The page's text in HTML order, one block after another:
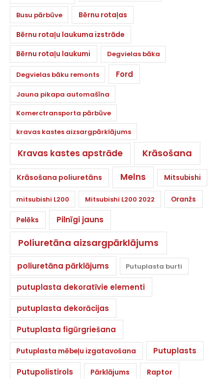
Busu pārbūve
Bērnu rotaļas
Bērnu rotaļu laukuma izstrāde
Bērnu rotaļu laukumi
Degvielas bāka
Degvielas bāku remonts Ford
Jauna pikapa automašīna
Komerctransporta pārbūve
kravas kastes aizsargpārklājums
Kravas kastes apstrāde Krāsošana
Krāsošana poliuretāns Melns Mitsubishi
mitsubishi L200 Mitsubishi L200 2022 Oranžs
Pelēks Pilnīgi jauns
Poliuretāna aizsargpārklājums
poliuretāna pārklājums Putuplasta burti
putuplasta dekoratīvie elementi
putuplasta dekorācijas
Putuplasta figūrgriešana
Putuplasta mēbeļu izgatavošana Putuplasts
Putupolistirols Pārklājums Raptor